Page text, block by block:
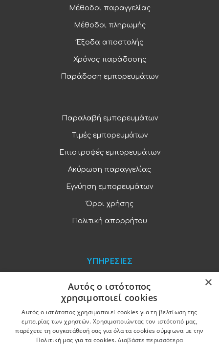
Μέθοδοι παραγγελίας
Μέθοδοι πληρωμής
Έξοδα αποστολής
Χρόνος παράδοσης
Παράδοση εμπορευμάτων
Παραλαβή εμπορευμάτων
Τιμές εμπορευμάτων
Επιστροφές εμπορευμάτων
Ακύρωση παραγγελίας
Εγγύηση εμπορευμάτων
Όροι χρήσης
Πολιτική απορρήτου
ΥΠΗΡΕΣΙΕΣ
Παραγγελίες και πληρωμές
Χονδρική πώληση
Ξενοδοχειακός εξοπλισμός
×
Αυτός ο ιστότοπος
χρησιμοποιεί cookies
Αυτός ο ιστότοπος χρησιμοποιεί cookies για τη βελτίωση της
εμπειρίας των χρηστών. Χρησιμοποιώντας τον ιστότοπό μας,
παρέχετε τη συγκατάθεσή σας για όλα τα cookies σύμφωνα με την
Πολιτική μας για τα cookies.Διαβάστε περισσότερα